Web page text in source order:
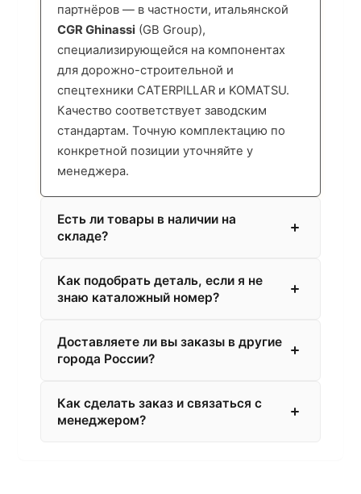
партнёров — в частности, итальянской
CGR Ghinassi (GB Group),
специализирующейся на компонентах
для дорожно-строительной и
спецтехники CATERPILLAR и KOMATSU.
Качество соответствует заводским
стандартам. Точную комплектацию по
конкретной позиции уточняйте у
менеджера.
Есть ли товары в наличии на
складе?
Как подобрать деталь, если я не
знаю каталожный номер?
Доставляете ли вы заказы в другие
города России?
Как сделать заказ и связаться с
менеджером?